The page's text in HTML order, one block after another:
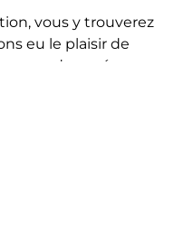
vous y trouverez
eu le plaisir de
mené par